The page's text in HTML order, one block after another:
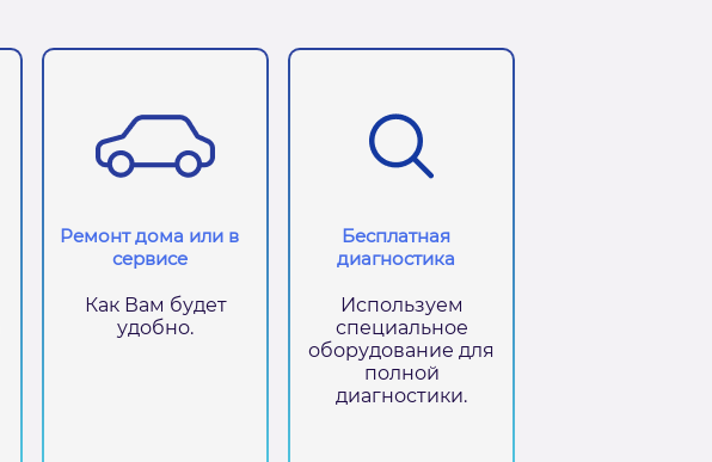
Ремонт дома или в
сервисе
Как Вам будет
удобно.
Бесплатная
диагностика
Используем
специальное
оборудование для
полной
диагностики.